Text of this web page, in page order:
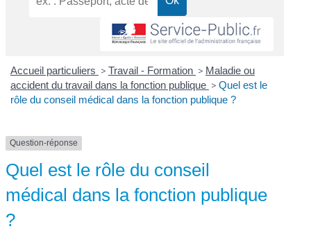
Accueil particuliers > Travail - Formation > Maladie ou
accident du travail dans la fonction publique > Quel est le
rôle du conseil médical dans la fonction publique ?
Question-réponse
Quel est le rôle du conseil
médical dans la fonction publique
?